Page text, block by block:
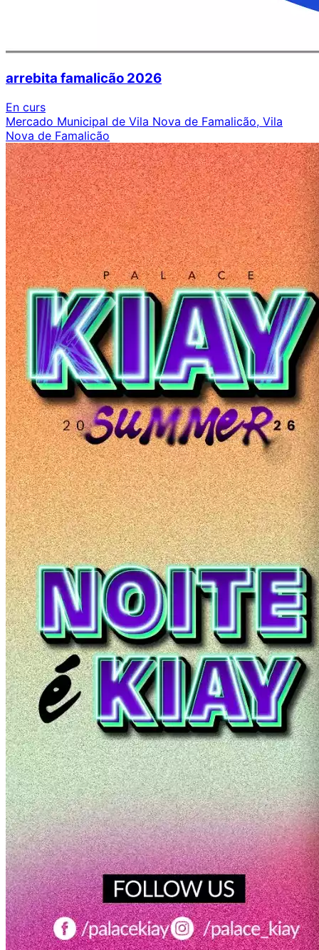
arrebita famalicão 2026
En curs
Mercado Municipal de Vila Nova de Famalicão, Vila
Nova de Famalicão